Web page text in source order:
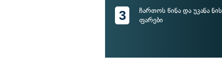
3
ჩართოს წინა და უკანა
ფარები